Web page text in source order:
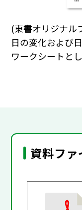
(東書オリジナル
日の変化および
ワークシートと
資料ファ